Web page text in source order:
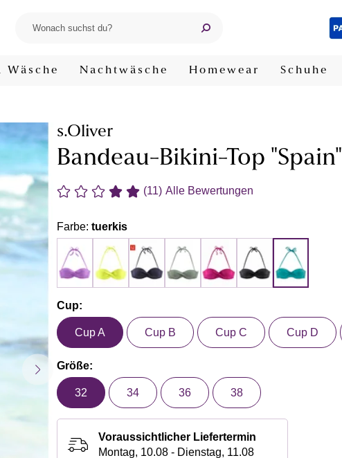
Wäsche Nachtwäsche Homewear Schuhe
s.Oliver
Bandeau-Bikini-Top "Spain"
(11) Alle Bewertungen
Farbe: tuerkis
Cup:
Cup A Cup B Cup C Cup D
Größe:
32 34 36 38
Voraussichtlicher Liefertermin
Montag, 10.08 - Dienstag, 11.08